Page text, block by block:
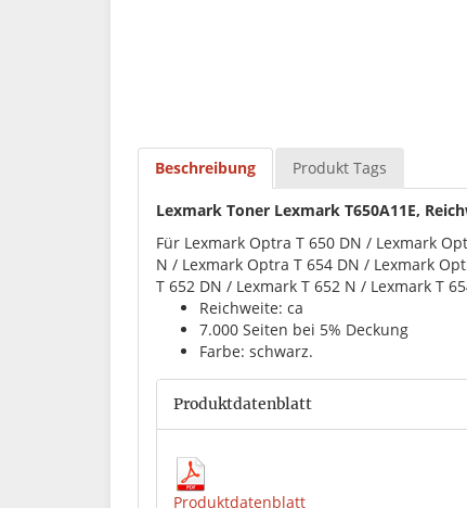
Beschreibung Produkt Tags
Lexmark Toner Lexmark T650A11E,
Für Lexmark Optra T 650 DN / Lexmark
N / Lexmark Optra T 654 DN / Lexmark
T 652 DN / Lexmark T 652 N / Lexmark T
Reichweite: ca
7.000 Seiten bei 5% Deckung
Farbe: schwarz.
Produktdatenblatt
Produktdatenblatt